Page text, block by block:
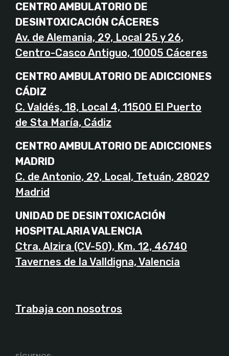
CENTRO AMBULATORIO DE
DESINTOXICACIÓN CÁCERES
Av. de Alemania, 29, Local 25 y 26,
Centro-Casco Antiguo, 10005 Cáceres
CENTRO AMBULATORIO DE ADICCIONES
CÁDIZ
C. Valdés, 18, Local 4, 11500 El Puerto
de Sta María, Cádiz
CENTRO AMBULATORIO DE ADICCIONES
MADRID
C. de Antonio, 29, Local, Tetuán, 28029
Madrid
UNIDAD DE DESINTOXICACIÓN
HOSPITALARIA VALENCIA
Ctra. Alzira (CV-50), Km. 12, 46740
Tavernes de la Valldigna, Valencia
Trabaja con nosotros